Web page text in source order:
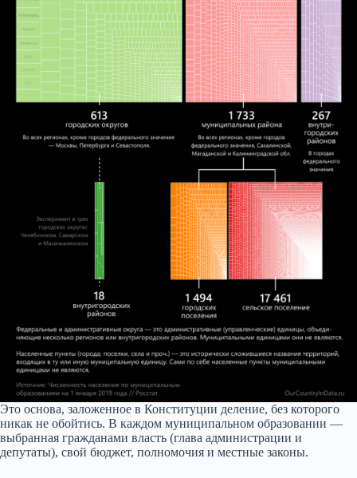
Это основа, заложенное в Конституции деление, без которого
никак не обойтись. В каждом муниципальном образовании —
выбранная гражданами власть (глава администрации и
депутаты), свой бюджет, полномочия и местные законы.